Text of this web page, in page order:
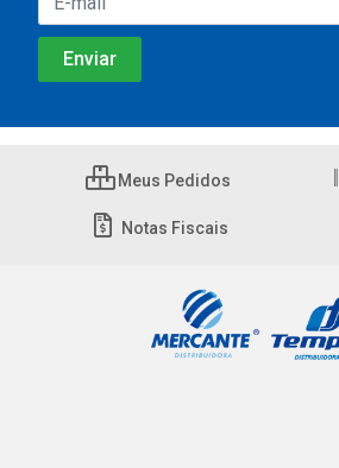
Meus Pedidos
Notas Fiscais